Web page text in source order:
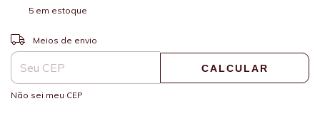
5 em estoque
Entregas para o CEP:
Meios de envio
CALCULAR
Não sei meu CEP